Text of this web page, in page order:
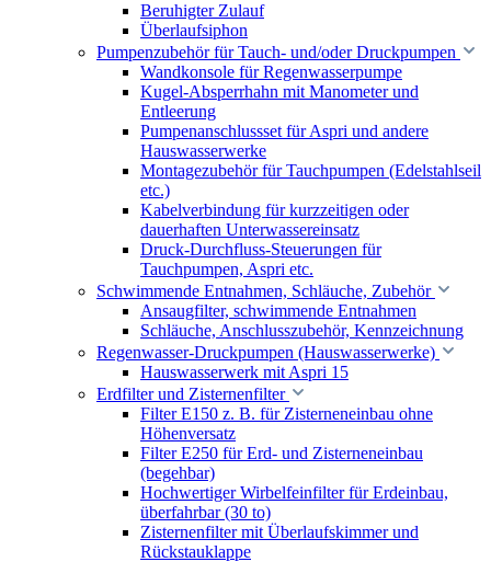
Beruhigter Zulauf
Überlaufsiphon
Pumpenzubehör für Tauch- und/oder Druckpumpen
Wandkonsole für Regenwasserpumpe
Kugel-Absperrhahn mit Manometer und
Entleerung
Pumpenanschlussset für Aspri und andere
Hauswasserwerke
Montagezubehör für Tauchpumpen (Edelstahlseil
etc.)
Kabelverbindung für kurzzeitigen oder
dauerhaften Unterwassereinsatz
Druck-Durchfluss-Steuerungen für
Tauchpumpen, Aspri etc.
Schwimmende Entnahmen, Schläuche, Zubehör
Ansaugfilter, schwimmende Entnahmen
Schläuche, Anschlusszubehör, Kennzeichnung
Regenwasser-Druckpumpen (Hauswasserwerke)
Hauswasserwerk mit Aspri 15
Erdfilter und Zisternenfilter
Filter E150 z. B. für Zisterneneinbau ohne
Höhenversatz
Filter E250 für Erd- und Zisterneneinbau
(begehbar)
Hochwertiger Wirbelfeinfilter für Erdeinbau,
überfahrbar (30 to)
Zisternenfilter mit Überlaufskimmer und
Rückstauklappe